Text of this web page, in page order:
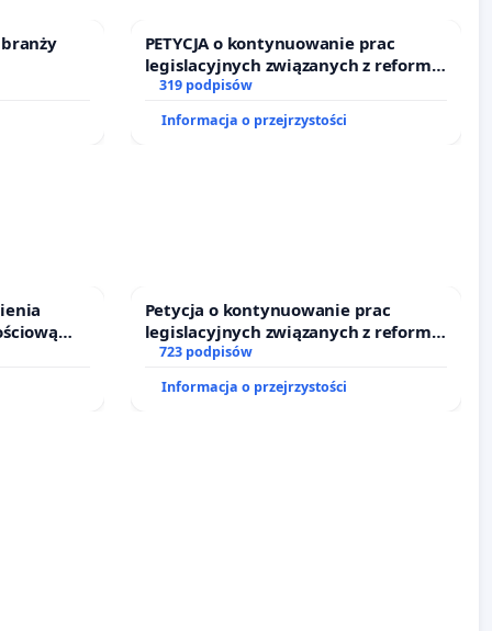
PETYCJA o kontynuowanie prac
legislacyjnych związanych z reformą
prawa rodzinnego
319 podpisów
Informacja o przejrzystości
Petycja o kontynuowanie prac
legislacyjnych związanych z reformą
prawa rodzinnego
723 podpisów
Informacja o przejrzystości